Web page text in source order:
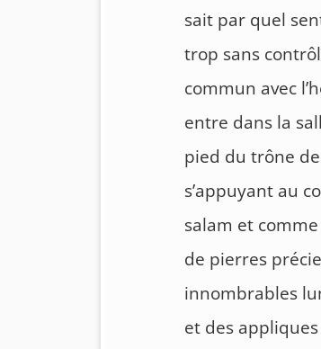
sait par quel
trop sans
commun avec
entre dans la
pied du trône
s’appuyant au
salam et
de pierres
innombrables
et des